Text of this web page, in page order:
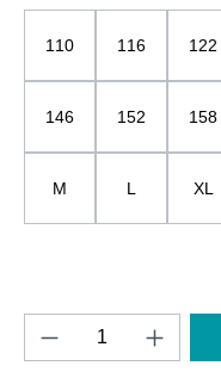
110 116 122
146 152 158
M L XL
Produkt